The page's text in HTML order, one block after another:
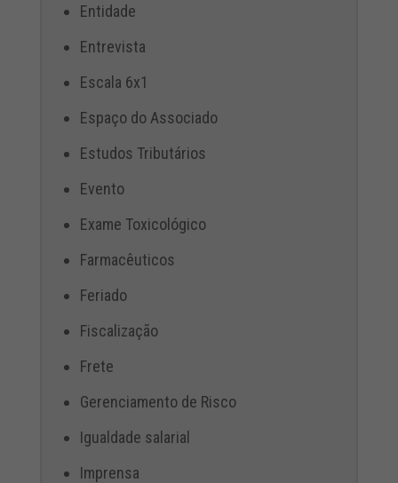
Entidade
Entrevista
Escala 6x1
Espaço do Associado
Estudos Tributários
Evento
Exame Toxicológico
Farmacêuticos
Feriado
Fiscalização
Frete
Gerenciamento de Risco
Igualdade salarial
Imprensa